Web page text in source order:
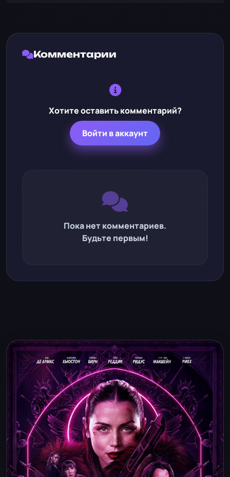
Комментарии
Хотите оставить комментарий?
Войти в аккаунт
Пока нет комментариев.
Будьте первым!